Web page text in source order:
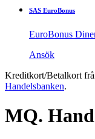
SAS EuroBonus
EuroBonus
Ansök
Kreditkort/Betalkort
Handelsbanken.
MQ.